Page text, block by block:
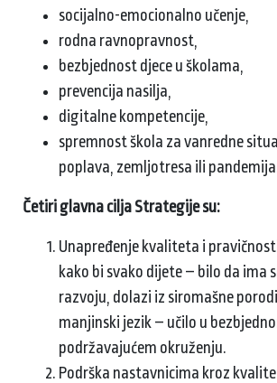
socijalno-emocionalno učenje,
rodna ravnopravnost,
bezbjednost djece u školama,
prevencija nasilja,
digitalne kompetencije,
spremnost škola za vanredne
poplava, zemljotresa ili
Četiri glavna cilja Strategije su:
Unapređenje kvaliteta i
kako bi svako dijete – bilo da ima
razvoju, dolazi iz siromašne
manjinski jezik – učilo u
podržavajućem okruženju.
Podrška nastavnicima kroz